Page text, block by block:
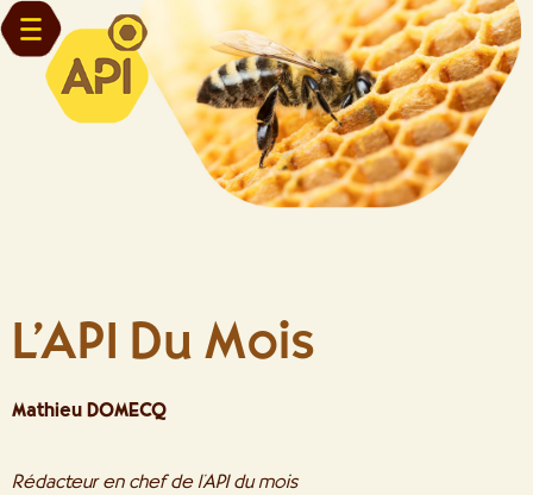
L’API Du Mois
Mathieu DOMECQ
Rédacteur en chef de l’API du mois